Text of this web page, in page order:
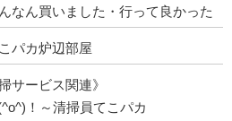
なん買いました・行って良かった
パカ炉辺部屋
サービス関連》
！～清掃員てこパカ